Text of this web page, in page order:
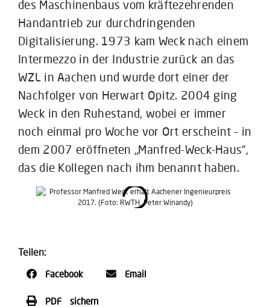
des Maschinenbaus vom kräftezehrenden
Handantrieb zur durchdringenden
Digitalisierung. 1973 kam Weck nach einem
Intermezzo in der Industrie zurück an das
WZL in Aachen und wurde dort einer der
Nachfolger von Herwart Opitz. 2004 ging
Weck in den Ruhestand, wobei er immer
noch einmal pro Woche vor Ort erscheint – in
dem 2007 eröffneten „Manfred-Weck-Haus“,
das die Kollegen nach ihm benannt haben.
Teilen:
Facebook Email
PDF sichern